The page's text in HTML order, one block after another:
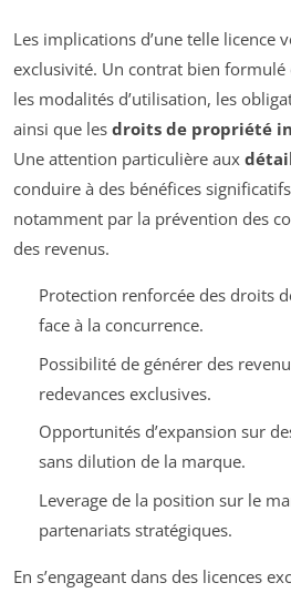
Les implications d’une telle licence
exclusivité. Un contrat bien
les modalités d’utilisation, les
ainsi que les droits de propriété
Une attention particulière aux
conduire à des bénéfices
notamment par la prévention des
des revenus.
Protection renforcée des droits
face à la concurrence.
Possibilité de générer des
redevances exclusives.
Opportunités d’expansion sur
sans dilution de la marque.
Leverage de la position sur le
partenariats stratégiques.
En s’engageant dans des licences